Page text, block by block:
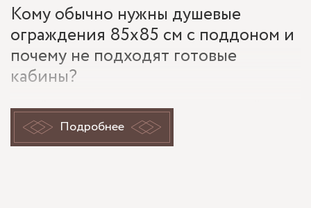
Кому обычно нужны душевые
ограждения 85х85 см с поддоном и
почему не подходят готовые
кабины?
Частый сценарий: владелец квартиры в новостройке или
апартаментов под аренду делает компактный санузел, где
нужно поставить душевые ограждения 85х85 см с
поддоном вместо громоздкой кабины. Размер 85х85 см
Подробнее